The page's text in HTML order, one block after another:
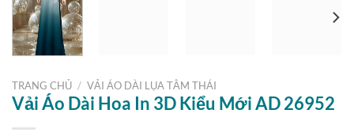
TRANG CHỦ / VẢI ÁO DÀI LỤA TẰM THÁI
Vải Áo Dài Hoa In 3D Kiểu Mới AD 26952